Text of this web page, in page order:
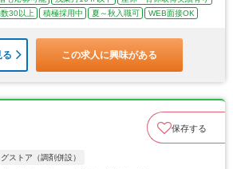
30以上 積極採用中 夏～秋入職可 WEB面接OK
る この求人に興味がある
保存する
グストア（調剤併設）